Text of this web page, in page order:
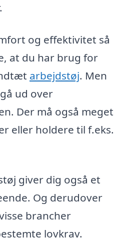
og effektivitet så
at du har brug for
arbejdstøj. Men
ud over
Der må også meget
eller holdere til f.eks.
giver dig også et
Og derudover
brancher
lovkrav.